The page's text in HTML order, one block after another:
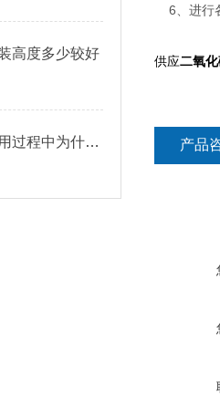
高度多少较好
可燃气体检测仪在使用过程中为什么会误报
6、进行
供应二氧
产品